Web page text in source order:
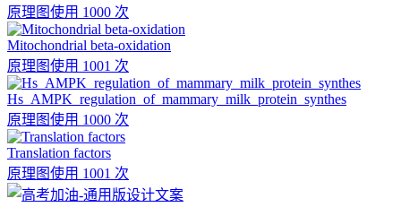
原理图使用 1000 次
Mitochondrial beta-oxidation
原理图使用 1001 次
Hs_AMPK_regulation_of_mammary_milk_protein_synthes
原理图使用 1000 次
Translation factors
原理图使用 1001 次